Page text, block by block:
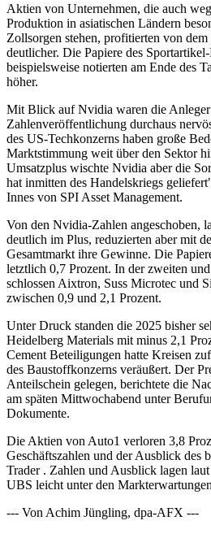
Aktien von Unternehmen, die auch
Produktion in asiatischen Ländern
Zollsorgen stehen, profitierten von
deutlicher. Die Papiere des
beispielsweise notierten am Ende des
höher.
Mit Blick auf Nvidia waren die
Zahlenveröffentlichung durchaus
des US-Techkonzerns haben große
Marktstimmung weit über den Sektor
Umsatzplus wischte Nvidia aber die
hat inmitten des Handelskriegs
Innes von SPI Asset Management.
Von den Nvidia-Zahlen angeschoben,
deutlich im Plus, reduzierten aber mit
Gesamtmarkt ihre Gewinne. Die
letztlich 0,7 Prozent. In der zweiten
schlossen Aixtron, Suss Microtec und
zwischen 0,9 und 2,1 Prozent.
Unter Druck standen die 2025 bisher
Heidelberg Materials mit minus 2,1
Cement Beteiligungen hatte Kreisen
des Baustoffkonzerns veräußert. Der
Anteilschein gelegen, berichtete die
am späten Mittwochabend unter
Dokumente.
Die Aktien von Auto1 verloren 3,8
Geschäftszahlen und der Ausblick des
Trader . Zahlen und Ausblick lagen
UBS leicht unter den
--- Von Achim Jüngling, dpa-AFX ---